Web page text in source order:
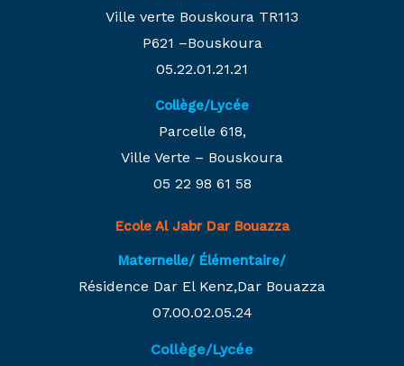
Ville verte Bouskoura TR113
P621 –Bouskoura
05.22.01.21.21
Collège/Lycée
Parcelle 618,
Ville Verte – Bouskoura
05 22 98 61 58
Ecole Al Jabr Dar Bouazza
Maternelle/ Élémentaire/
Résidence Dar El Kenz,Dar Bouazza
07.00.02.05.24
Collège/Lycée